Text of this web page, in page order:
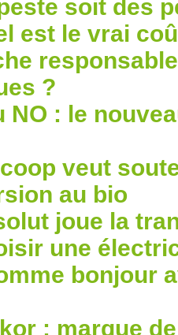
soit des
est le vrai
?
NO : le
veut
au bio
joue la
une
bonjour
: marque